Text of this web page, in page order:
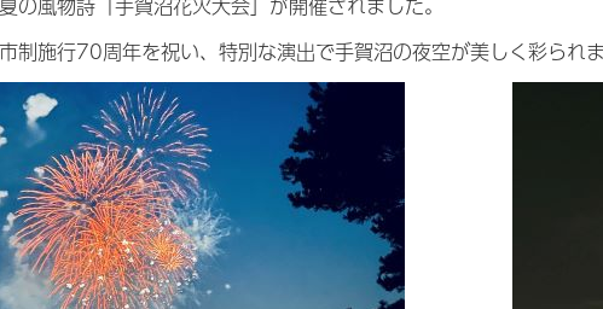
制施行70周年を祝い、特別な演出で手賀沼の夜空が美しく彩られ